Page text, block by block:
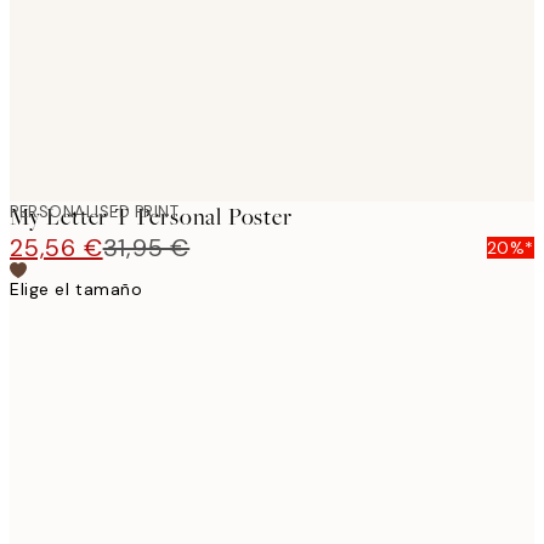
PERSONALISED PRINT
My Letter T Personal Poster
25,56 €31,95 €
20%*
Elige el tamaño